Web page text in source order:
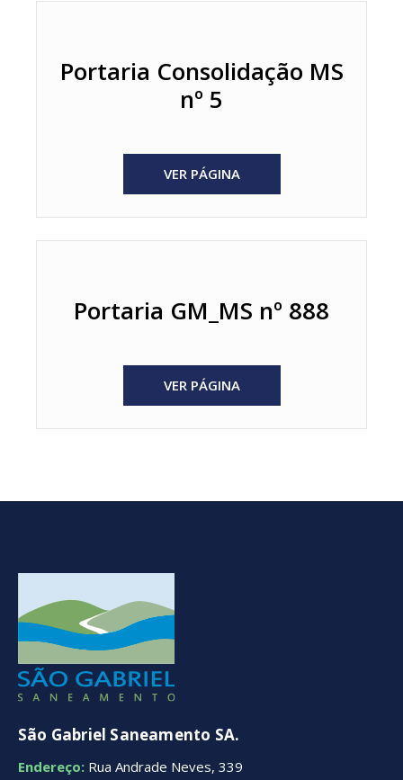
Portaria Consolidação MS
nº 5
VER PÁGINA
Portaria GM_MS nº 888
VER PÁGINA
São Gabriel Saneamento SA.
Endereço: Rua Andrade Neves, 339